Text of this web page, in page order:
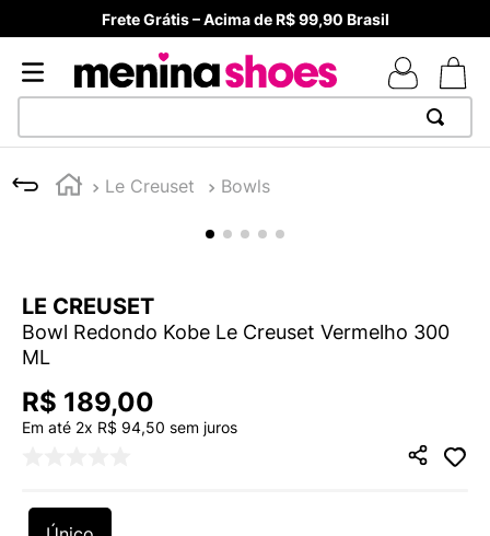
Frete Grátis – Acima de R$ 99,90 Brasil
Le Creuset Bowls
LE CREUSET
Bowl Redondo Kobe Le Creuset Vermelho 300
ML
R$ 189,00
Em até 2x R$ 94,50 sem juros
1
TÊNIS NEWS BALANCE 530
MELISSAS MINI BABY
4º
NEW 9060
5
ADIDAS
º
7 º
MELISSA SLIDE